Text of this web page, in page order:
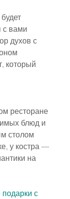
с вами
духов с
который
ресторане
блюд и
столом
у костра —
на
с